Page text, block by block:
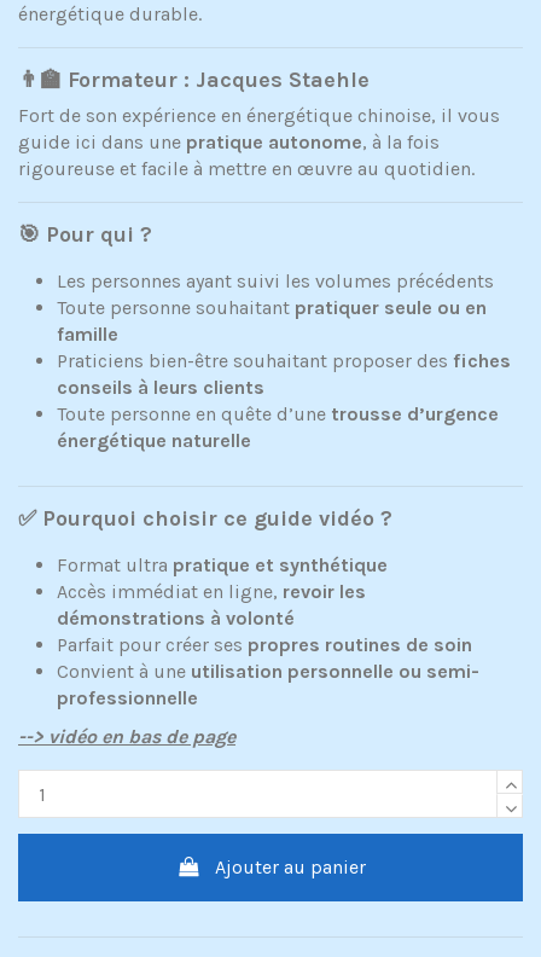
énergétique durable.
👨‍🏫 Formateur : Jacques Staehle
Fort de son expérience en énergétique chinoise, il vous
guide ici dans une pratique autonome, à la fois
rigoureuse et facile à mettre en œuvre au quotidien.
🎯 Pour qui ?
Les personnes ayant suivi les volumes précédents
Toute personne souhaitant pratiquer seule ou en
famille
Praticiens bien-être souhaitant proposer des fiches
conseils à leurs clients
Toute personne en quête d’une trousse d’urgence
énergétique naturelle
✅ Pourquoi choisir ce guide vidéo ?
Format ultra pratique et synthétique
Accès immédiat en ligne, revoir les
démonstrations à volonté
Parfait pour créer ses propres routines de soin
Convient à une utilisation personnelle ou semi-
professionnelle
--> vidéo en bas de page
Ajouter au panier